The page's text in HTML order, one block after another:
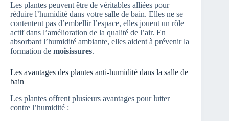
Les plantes peuvent être de véritables alliées pour
réduire l’humidité dans votre salle de bain. Elles ne se
contentent pas d’embellir l’espace, elles jouent un rôle
actif dans l’amélioration de la qualité de l’air. En
absorbant l’humidité ambiante, elles aident à prévenir la
formation de moisissures.
Les avantages des plantes anti-humidité dans la salle de
bain
Les plantes offrent plusieurs avantages pour lutter
contre l’humidité :